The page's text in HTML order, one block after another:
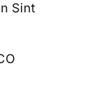
Sint